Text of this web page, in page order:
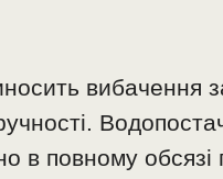
вибачення
в повному обсязі